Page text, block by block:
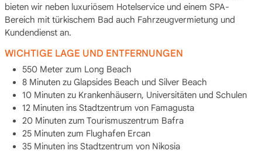
bieten wir neben luxuriösem Hotelservice und einem SPA-
Bereich mit türkischem Bad auch Fahrzeugvermietung und
Kundendienst an.
WICHTIGE LAGE UND ENTFERNUNGEN
550 Meter zum Long Beach
8 Minuten zu Glapsides Beach und Silver Beach
10 Minuten zu Krankenhäusern, Universitäten und Schulen
12 Minuten ins Stadtzentrum von Famagusta
20 Minuten zum Tourismuszentrum Bafra
25 Minuten zum Flughafen Ercan
35 Minuten ins Stadtzentrum von Nikosia